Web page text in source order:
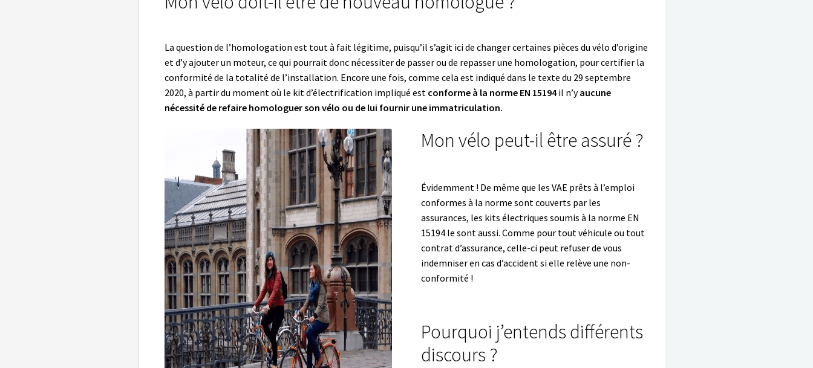
La question de l’homologation est tout à fait légitime, puisqu’il s’agit ici de changer certaines pièces du vélo d’origine
et d’y ajouter un moteur, ce qui pourrait donc nécessiter de passer ou de repasser une homologation, pour certifier la
conformité de la totalité de l’installation. Encore une fois, comme cela est indiqué dans le texte du 29 septembre
2020, à partir du moment où le kit d’électrification impliqué est conforme à la norme EN 15194il n’yaucune
nécessité de refaire homologuer son vélo ou de lui fournir une immatriculation.
Mon vélo peut-il être assuré ?
Évidemment ! De même que les VAE prêts à l’emploi
conformes à la norme sont couverts par les
assurances, les kits électriques soumis à la norme EN
15194 le sont aussi. Comme pour tout véhicule ou tout
contrat d’assurance, celle-ci peut refuser de vous
indemniser en cas d’accident si elle relève une non-
conformité !
Pourquoi j’entends différents
discours ?